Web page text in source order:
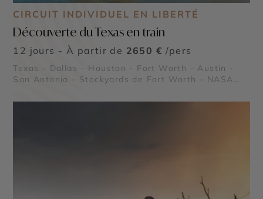
CIRCUIT INDIVIDUEL EN LIBERTÉ
Découverte du Texas en train
12 jours - À partir de 2650 € /pers
Texas - Dallas - Houston - Fort Worth - Austin -
San Antonio - Stockyards de Fort Worth - NASA
Le River Walk de San Antonio